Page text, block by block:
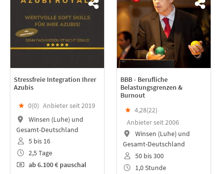
Stressfreie Integration Ihrer
Azubis
★ 0(0) Anbieter seit 2019
Winsen (Luhe) und
Gesamt-Deutschland
5 bis 16
2,5 Tage
ab6.100 € pauschal
BBB - Berufliche
Belastungsgrenzen &
Burnout
★ 4,28(22)
Anbieter seit 2006
Winsen (Luhe) und
Gesamt-Deutschland
50 bis 300
1,0 Stunde